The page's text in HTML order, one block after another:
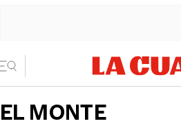
EL MONTE